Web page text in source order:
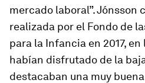
mercado laboral”. Jónsson
realizada por el Fondo de
para la Infancia en 2017,
habían disfrutado de la
destacaban una muy